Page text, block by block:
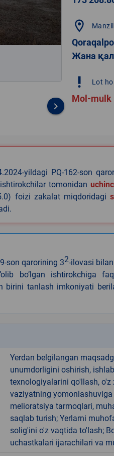
keyboard_arrow_right
location_on
Жана
priority_high Lot
Mol-mulk
yildagi PQ-162-son
tomonidan
foizi zakalat miqdoridagi
son qarorining 32-ilovasi
bo’lgan ishtirokchiga
birini tanlash imkoniyati
Yerdan belgilangan
unumdorligini oshirish,
texnologiyalarini qo'llash,
vaziyatning
melioratsiya tarmoqlari,
saqlab turish; Yerlarni
solig'ini o'z vaqtida to'lash;
uchastkalari ijarachilari va